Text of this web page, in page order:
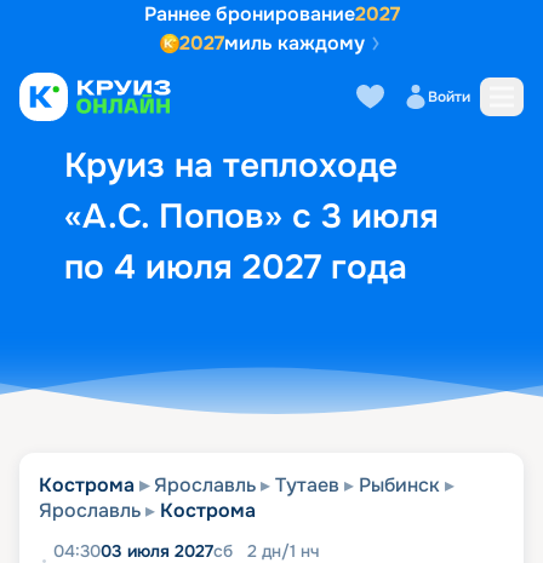
Раннее бронирование2027
2027миль каждому
Войти
Круиз на теплоходе
«А.С. Попов» с 3 июля
по 4 июля 2027 года
Выбор кают Маршрут и
Кострома Ярославль Тутаев
Рыбинск
Ярославль
Кострома
04:3003 июля 2027сб 2 дн/1 нч